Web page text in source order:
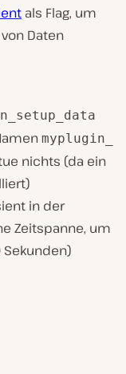
als Flag, um
Daten
myplugin_
nichts (da ein
in der
Zeitspanne, um
Sekunden)